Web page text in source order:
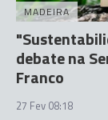
MADEIRA
debate na
Franco
27 Fev 08:18